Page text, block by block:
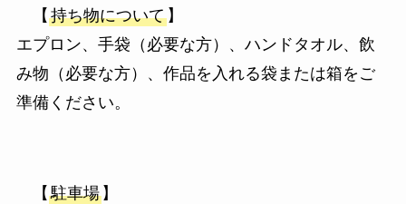
【 持ち物について】
エプロン、手袋（必要な方）、ハンドタオル、飲
み物（必要な方）、作品を入れる袋または箱をご
準備ください。
【 駐車場】